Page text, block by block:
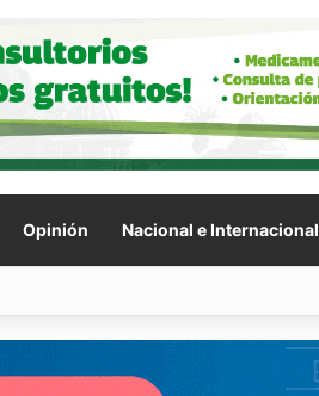
Opinión Nacional e Internacional
y generación de empleos